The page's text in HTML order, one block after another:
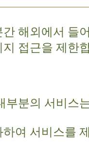
해외에서 들
접근을 제한
부분의 서비스
여 서비스를